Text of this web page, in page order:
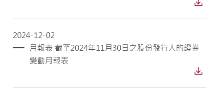
2024-12-02
月報表 截至2024年11月30日之股份發行人的證券
變動月報表